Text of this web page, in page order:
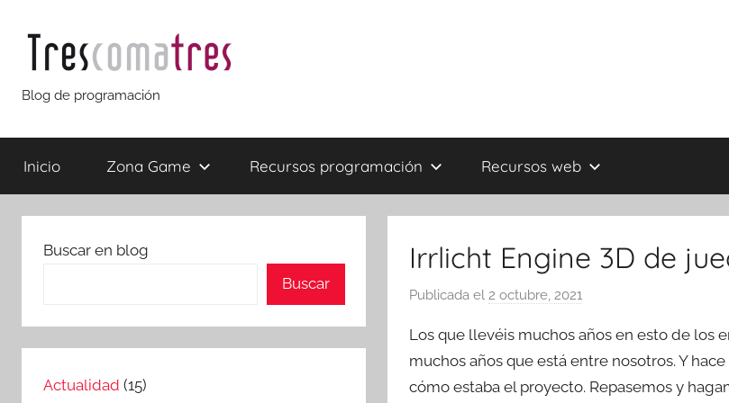
contenido
Trescomatres
Blog de programación
Inicio Zona Game Recursos programación Recursos web
Irrlicht Engine 3D de
Publicada el 2 octubre, 2021p
r
T
r
Los que llevéis muchos años en esto de los
muchos años que está entre nosotros. Y
cómo estaba el proyecto. Repasemos y
Buscar en blog
Buscar
Actualidad (15)